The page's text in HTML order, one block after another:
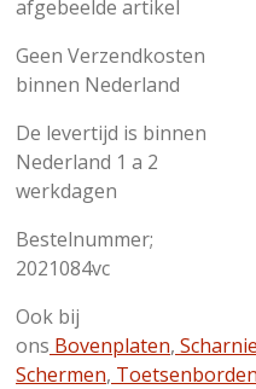
afgebeelde artikel
Geen Verzendkosten
binnen Nederland
De levertijd is binnen
Nederland 1 a 2
werkdagen
Bestelnummer;
2021084vc
Ook bij
ons Bovenplaten,
Schermen,